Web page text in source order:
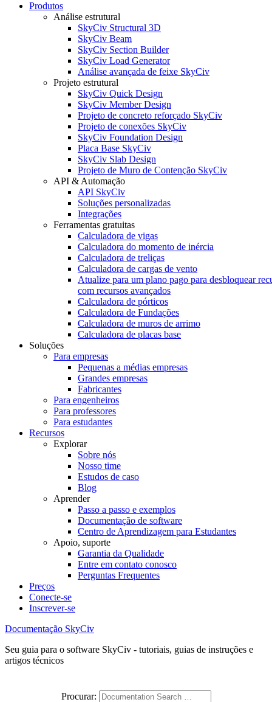
Produtos
Análise estrutural
SkyCiv Structural 3D
SkyCiv Beam
SkyCiv Section Builder
SkyCiv Load Generator
Análise avançada de feixe SkyCiv
Projeto estrutural
SkyCiv Quick Design
SkyCiv Member Design
Projeto de concreto reforçado SkyCiv
Projeto de conexões SkyCiv
SkyCiv Foundation Design
Placa Base SkyCiv
SkyCiv Slab Design
Projeto de Muro de Contenção SkyCiv
API & Automação
API SkyCiv
Soluções personalizadas
Integrações
Ferramentas gratuitas
Calculadora de vigas
Calculadora do momento de inércia
Calculadora de treliças
Calculadora de cargas de vento
Atualize para um plano pago para desbloquear
com recursos avançados
Calculadora de pórticos
Calculadora de Fundações
Calculadora de muros de arrimo
Calculadora de placas base
Soluções
Para empresas
Pequenas a médias empresas
Grandes empresas
Fabricantes
Para engenheiros
Para professores
Para estudantes
Recursos
Explorar
Sobre nós
Nosso time
Estudos de caso
Blog
Aprender
Passo a passo e exemplos
Documentação de software
Centro de Aprendizagem para Estudantes
Apoio, suporte
Garantia da Qualidade
Entre em contato conosco
Perguntas Frequentes
Preços
Conecte-se
Inscrever-se
Documentação SkyCiv
Seu guia para o software SkyCiv - tutoriais, guias de instruções e
artigos técnicos
Procurar: